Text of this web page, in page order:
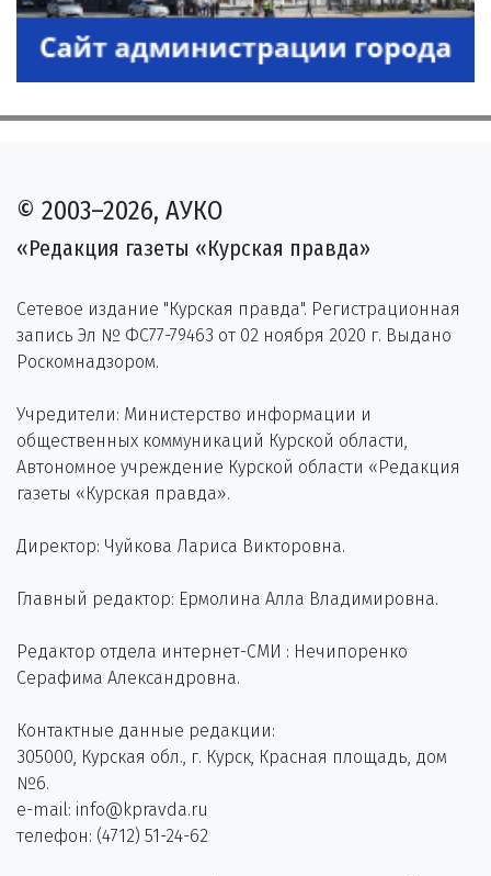
© 2003–2026, АУКО
«Редакция газеты «Курская правда»
Сетевое издание "Курская правда". Регистрационная
запись Эл № ФС77-79463 от 02 ноября 2020 г. Выдано
Роскомнадзором.
Учредители: Министерство информации и
общественных коммуникаций Курской области,
Автономное учреждение Курской области «Редакция
газеты «Курская правда».
Директор: Чуйкова Лариса Викторовна.
Главный редактор: Ермолина Алла Владимировна.
Редактор отдела интернет-СМИ : Нечипоренко
Серафима Александровна.
Контактные данные редакции:
305000, Курская обл., г. Курск, Красная площадь, дом
№6.
e-mail: info@kpravda.ru
телефон: (4712) 51-24-62